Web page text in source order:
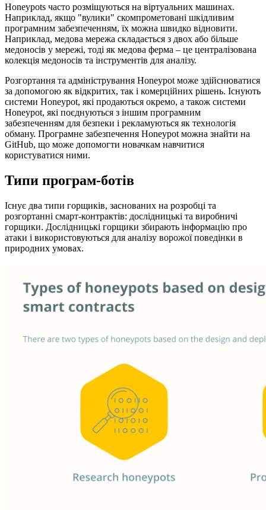
Honeypots часто розміщуються на віртуальних машинах.
Наприклад, якщо "вулики" скомпрометовані шкідливим
програмним забезпеченням, їх можна швидко відновити.
Наприклад, медова мережа складається з двох або більше
медоносів у мережі, тоді як медова ферма – це централізована
колекція медоносів та інструментів для аналізу.
Розгортання та адміністрування Honeypot може здійснюватися
за допомогою як відкритих, так і комерційних рішень. Існують
системи Honeypot, які продаються окремо, а також системи
Honeypot, які поєднуються з іншим програмним
забезпеченням для безпеки і рекламуються як технологія
обману. Програмне забезпечення Honeypot можна знайти на
GitHub, що може допомогти новачкам навчитися
користуватися ними.
Типи програм-ботів
Існує два типи горщиків, заснованих на розробці та
розгортанні смарт-контрактів: дослідницькі та виробничі
горщики. Дослідницькі горщики збирають інформацію про
атаки і використовуються для аналізу ворожої поведінки в
природних умовах.